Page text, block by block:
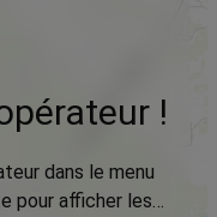
!
dans le menu
pour afficher les